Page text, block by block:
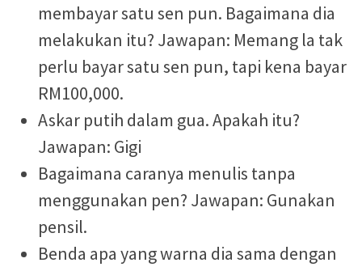
membayar satu sen pun. Bagaimana dia
melakukan itu? Jawapan: Memang la tak
perlu bayar satu sen pun, tapi kena bayar
RM100,000.
Askar putih dalam gua. Apakah itu?
Jawapan: Gigi
Bagaimana caranya menulis tanpa
menggunakan pen? Jawapan: Gunakan
pensil.
Benda apa yang warna dia sama dengan